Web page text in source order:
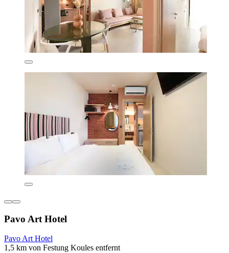
Pavo Art Hotel
Pavo Art Hotel
1,5 km von Festung Koules entfernt